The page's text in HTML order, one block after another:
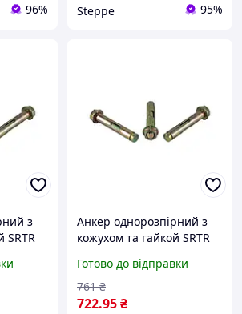
96% Steppe 95%
з
SRTR
Анкер однорозпірний з
кожухом та гайкой SRTR
КРЕПТЕХ
Готово до відправки
722.95₴
761 ₴